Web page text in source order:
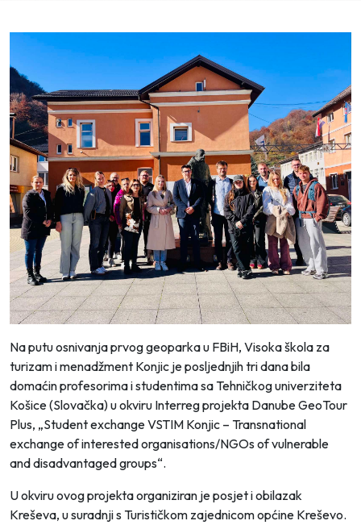
Na putu osnivanja prvog geoparka u FBiH, Visoka škola za
turizam i menadžment Konjic je posljednjih tri dana bila
domaćin profesorima i studentima sa Tehničkog univerziteta
Košice (Slovačka) u okviru Interreg projekta Danube GeoTour
Plus, „Student exchange VSTIM Konjic – Transnational
exchange of interested organisations/NGOs of vulnerable
and disadvantaged groups“.
U okviru ovog projekta organiziran je posjet i obilazak
Kreševa, u suradnji s Turističkom zajednicom općine Kreševo.